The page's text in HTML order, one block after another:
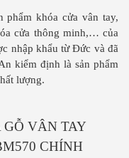
phẩm khóa cửa vân tay,
cửa thông minh,… của
nhập khẩu từ Đức và đã
kiểm định là sản phẩm
lượng.
VÂN TAY
CHÍNH